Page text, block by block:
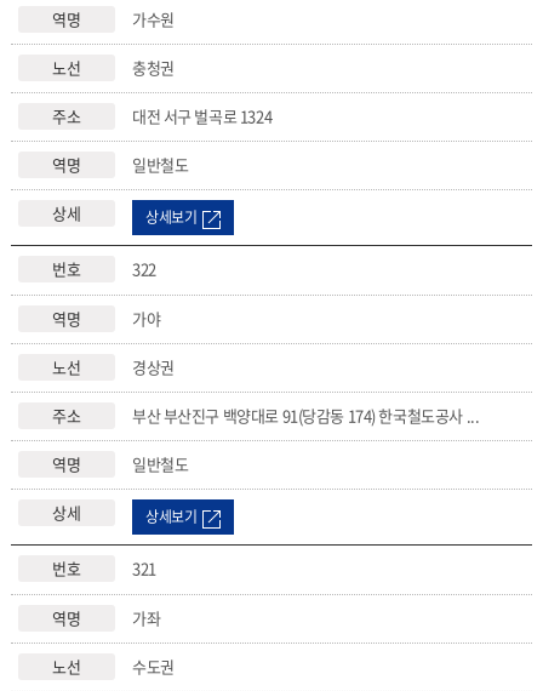
가수원
충청권
대전 서구 벌곡로 1324
일반철도
상세보기
322
가야
경상권
부산 부산진구 백양대로 91(당감동 174) 한국철도공사 ...
일반철도
상세보기
321
가좌
수도권